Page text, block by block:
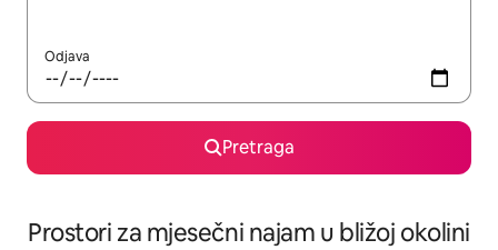
Odjava
Pretraga
Prostori za mjesečni najam u bližoj okolini